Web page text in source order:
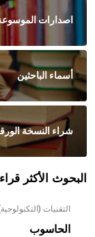
اصدارات
أسماء الباحثين
شراء النسخة
البحوث الأكثر
التقنيات
الحاسوب